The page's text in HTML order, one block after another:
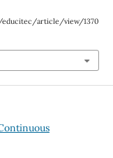
educitec/article/view/1370